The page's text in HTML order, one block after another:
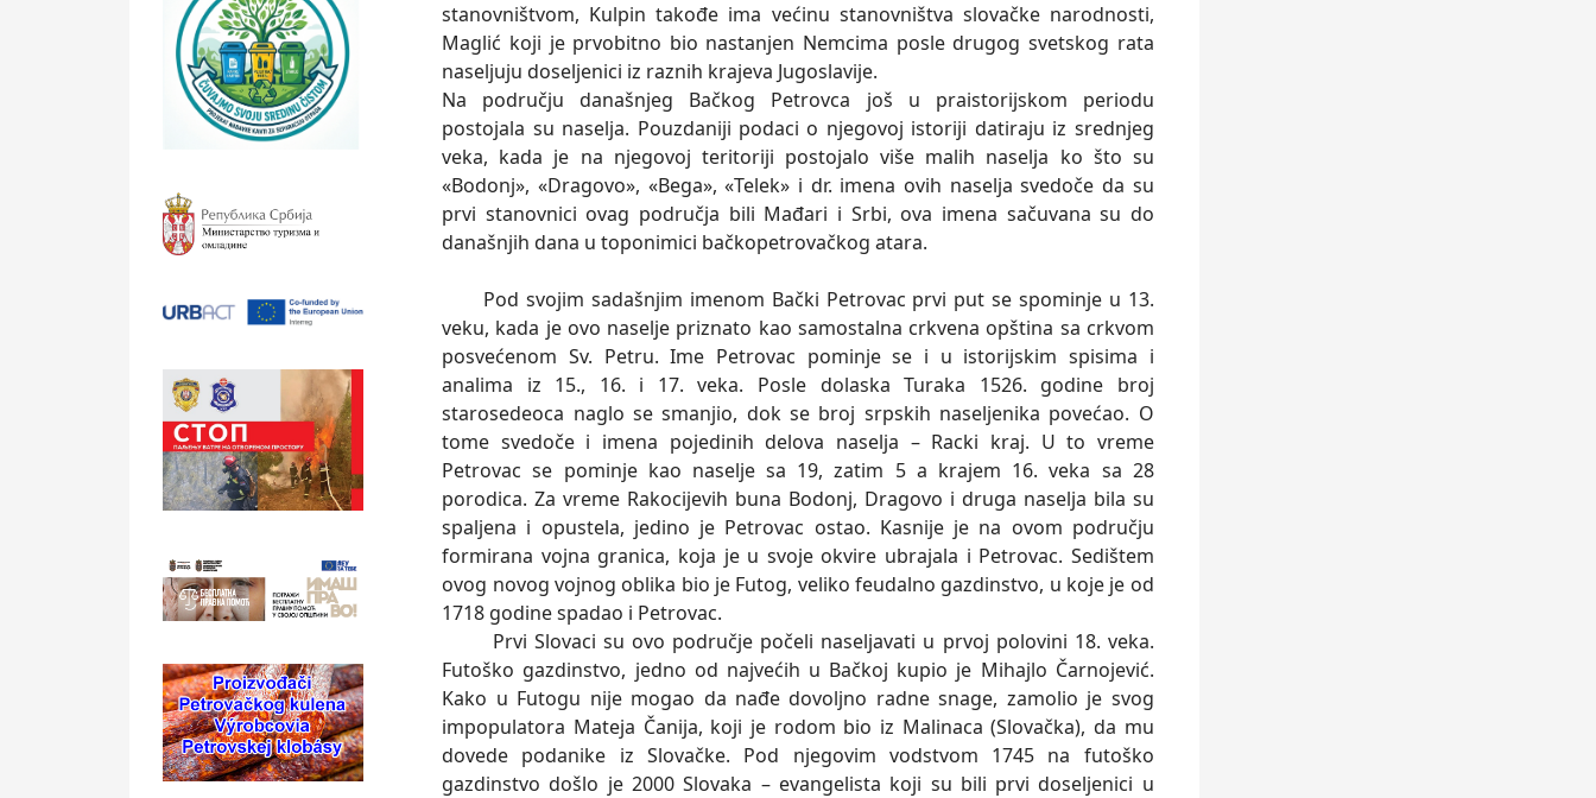
stanovništvom, Kulpin takođe ima većinu stanovništva slovačke narodnosti,
Maglić koji je prvobitno bio nastanjen Nemcima posle drugog svetskog rata
naseljuju doseljenici iz raznih krajeva Jugoslavije.
Na području današnjeg Bačkog Petrovca još u praistorijskom periodu
postojala su naselja. Pouzdaniji podaci o njegovoj istoriji datiraju iz srednjeg
veka, kada je na njegovoj teritoriji postojalo više malih naselja ko što su
«Bodonj», «Dragovo», «Bega», «Telek» i dr. imena ovih naselja svedoče da su
prvi stanovnici ovag područja bili Mađari i Srbi, ova imena sačuvana su do
današnjih dana u toponimici bačkopetrovačkog atara.
Pod svojim sadašnjim imenom Bački Petrovac prvi put se spominje u 13.
veku, kada je ovo naselje priznato kao samostalna crkvena opština sa crkvom
posvećenom Sv. Petru. Ime Petrovac pominje se i u istorijskim spisima i
analima iz 15., 16. i 17. veka. Posle dolaska Turaka 1526. godine broj
starosedeoca naglo se smanjio, dok se broj srpskih naseljenika povećao. O
tome svedoče i imena pojedinih delova naselja – Racki kraj. U to vreme
Petrovac se pominje kao naselje sa 19, zatim 5 a krajem 16. veka sa 28
porodica. Za vreme Rakocijevih buna Bodonj, Dragovo i druga naselja bila su
spaljena i opustela, jedino je Petrovac ostao. Kasnije je na ovom području
formirana vojna granica, koja je u svoje okvire ubrajala i Petrovac. Sedištem
ovog novog vojnog oblika bio je Futog, veliko feudalno gazdinstvo, u koje je od
1718 godine spadao i Petrovac.
Prvi Slovaci su ovo područje počeli naseljavati u prvoj polovini 18. veka.
Futoško gazdinstvo, jedno od najvećih u Bačkoj kupio je Mihajlo Čarnojević.
Kako u Futogu nije mogao da nađe dovoljno radne snage, zamolio je svog
impopulatora Mateja Čanija, koji je rodom bio iz Malinaca (Slovačka), da mu
dovede podanike iz Slovačke. Pod njegovim vodstvom 1745 na futoško
gazdinstvo došlo je 2000 Slovaka – evangelista koji su bili prvi doseljenici u